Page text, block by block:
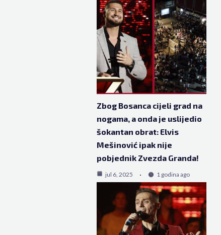
Zbog Bosanca cijeli grad na
nogama, a onda je uslijedio
šokantan obrat: Elvis
Mešinović ipak nije
pobjednik Zvezda Granda!
jul 6, 2025 1 godina ago